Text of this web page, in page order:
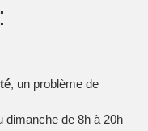
, un problème de
dimanche de 8h à 20h